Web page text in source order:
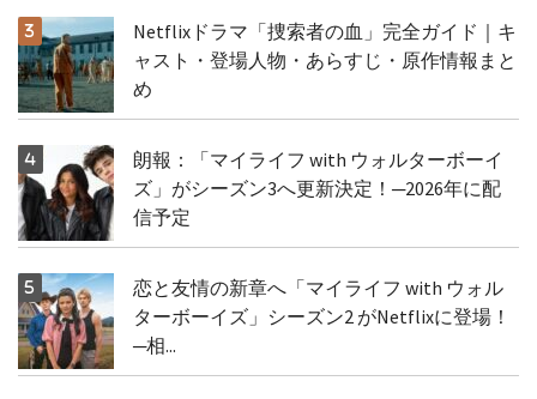
Netflixドラマ「捜索者の血」完全ガイド｜キ
ャスト・登場人物・あらすじ・原作情報まと
め
朗報：「マイライフ with ウォルターボーイ
ズ」がシーズン3へ更新決定！─2026年に配
信予定
恋と友情の新章へ「マイライフ with ウォル
ターボーイズ」シーズン2 がNetflixに登場！
─相...